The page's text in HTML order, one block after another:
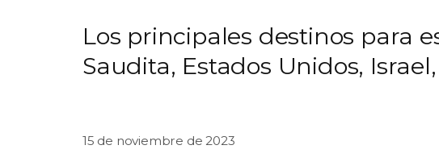
Los principales destinos para
Saudita, Estados Unidos,
15 de noviembre de 2023